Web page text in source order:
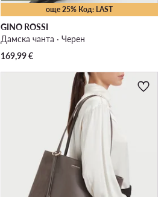
още 25% Код: LAST
GINO ROSSI
Дамска чанта · Черен
169,99€